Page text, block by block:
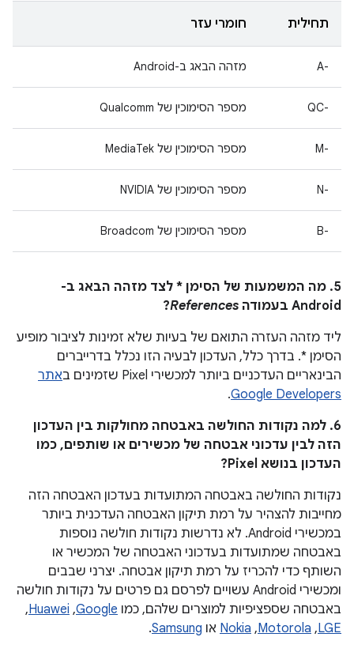
תחילית חומרי עזר
A-‎ מזהה הבאג ב-Android
QC-‎ מספר הסימוכין של Qualcomm
M-‎ מספר הסימוכין של MediaTek
N-‎ מספר הסימוכין של NVIDIA
B-‎ מספר הסימוכין של Broadcom
5. מה המשמעות של הסימן * לצד מזהה הבאג ב-
Android בעמודה
References
?
ליד מזהה העזרה התואם של בעיות שלא זמינות לציבור מופיע
הסימן *. בדרך כלל, העדכון לבעיה הזו נכלל בדרייברים
הבינאריים העדכניים ביותר למכשירי Pixel שזמינים ב
אתר
Google Developers
.
6. למה נקודות החולשה באבטחה מחולקות בין העדכון
הזה לבין עדכוני אבטחה של מכשירים או שותפים, כמו
העדכון בנושא Pixel?
נקודות החולשה באבטחה המתועדות בעדכון האבטחה הזה
מחייבות להצהיר על רמת תיקון האבטחה העדכנית ביותר
במכשירי Android. לא נדרשות נקודות חולשה נוספות
באבטחה שמתועדות בעדכוני האבטחה של המכשיר או
השותף כדי להכריז על רמת תיקון אבטחה. יצרני שבבים
ומכשירי Android עשויים לפרסם גם פרטים על נקודות חולשה
באבטחה שספציפיות למוצרים שלהם, כמו Google
,‏
Huawei
,‏
LGE
,‏
Motorola
,‏
Nokia או Samsung
.